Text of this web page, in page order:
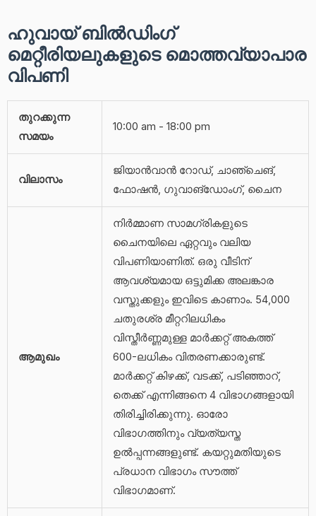
ഹുവായ് ബിൽഡിംഗ്
മെറ്റീരിയലുകളുടെ മൊത്തവ്യാപാര
വിപണി
തുറക്കുന്ന
സമയം
10:00 am - 18:00 pm
വിലാസം
ജിയാൻവാൻ റോഡ്, ചാഞ്ചെങ്,
ഫോഷൻ, ഗുവാങ്‌ഡോംഗ്, ചൈന
ആമുഖം
നിർമ്മാണ സാമഗ്രികളുടെ
ചൈനയിലെ ഏറ്റവും വലിയ
വിപണിയാണിത്. ഒരു വീടിന്
ആവശ്യമായ ഒട്ടുമിക്ക അലങ്കാര
വസ്തുക്കളും ഇവിടെ കാണാം. 54,000
ചതുരശ്ര മീറ്ററിലധികം
വിസ്തീർണ്ണമുള്ള മാർക്കറ്റ് അകത്ത്
600-ലധികം വിതരണക്കാരുണ്ട്.
മാർക്കറ്റ് കിഴക്ക്, വടക്ക്, പടിഞ്ഞാറ്,
തെക്ക് എന്നിങ്ങനെ 4 വിഭാഗങ്ങളായി
തിരിച്ചിരിക്കുന്നു. ഓരോ
വിഭാഗത്തിനും വ്യത്യസ്ത
ഉൽപ്പന്നങ്ങളുണ്ട്. കയറ്റുമതിയുടെ
പ്രധാന വിഭാഗം സൗത്ത്
വിഭാഗമാണ്.